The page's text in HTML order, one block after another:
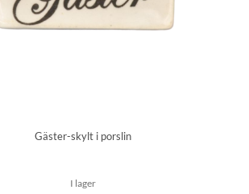
Gäster-skylt i porslin
I lager